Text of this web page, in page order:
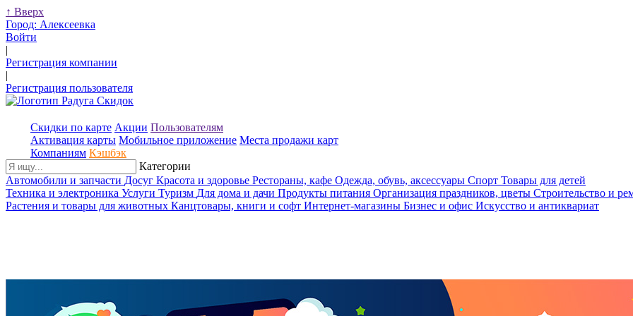
↑ Вверх
Город: Алексеевка
Войти
|
Регистрация компании
|
Регистрация пользователя
Скидки по карте Акции Пользователям
Активация карты Мобильное приложение Места продажи карт
Компаниям Кэшбэк
Категории
Автомобили и запчасти Досуг Красота и здоровье Рестораны, кафе Одежда, обувь, аксессуары Спорт Товары для детей
Техника и электроника Услуги Туризм Для дома и дачи Продукты питания Организация праздников, цветы Строительство и
Растения и товары для животных Канцтовары, книги и софт Интернет-магазины Бизнес и офис Искусство и антиквариат